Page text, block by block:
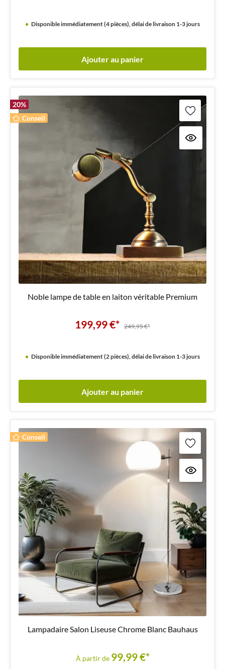
Disponible immédiatement (4 pièces), délai de livraison 1-3 jours
Ajouter au panier
20%
Conseil
Noble lampe de table en laiton véritable Premium
199,99 €* 249,95 €*
Disponible immédiatement (2 pièces), délai de livraison 1-3 jours
Ajouter au panier
Conseil
Lampadaire Salon Liseuse Chrome Blanc Bauhaus
À partir de 99,99 €*